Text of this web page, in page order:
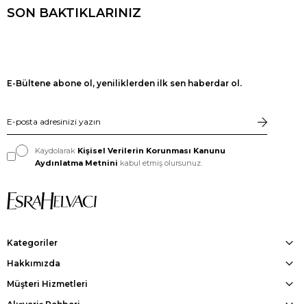
SON BAKTIKLARINIZ
E-Bültene abone ol, yeniliklerden ilk sen haberdar ol.
Kaydolarak Kişisel Verilerin Korunması Kanunu
Aydınlatma Metnini kabul etmiş olursunuz.
Kategoriler
Hakkımızda
Müşteri Hizmetleri